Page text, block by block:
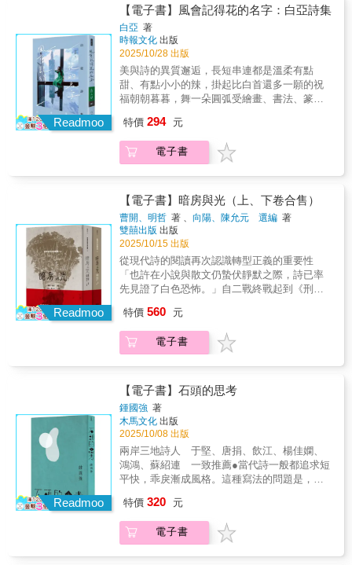
詩中相識，世界終有我們的容身之所。
你？袁紹珊的新田園詩，重逢日常的都市山
水。Puhpowee一詞，源自北美原住民的波塔瓦
托米語（Potawatomi），意指「讓蘑菇一夜之
間破土而出的力量」。野菌集韌性、不群、純
真、性感、迷幻、危險、營養、睿智、莽撞、
芳香、惡臭、複雜性別、慢條斯理、爆發力、
高貴、鄙野、安靜、喧鬧於一身。擁有黑火藥
般的能量、桀驁不馴、神出鬼沒、變幻無常的
野菌，天生有著詩的底色。普波威∣談詩，我們
袁紹珊作品走直觀大路，悠然自恃，有著什麼
如你所見且能不失細膩趣緻，帶著新古典的興
味；讀來不費功夫，回頭望其底蘊深不能測。
全球化輻射下的文明修校、調整，尋求人與自
然共存的可行性。「這是在諸多天災人禍、全
球疫病的間隙中，寫下的都巿山水／田園詩，
是對如何擁抱不確定性的重新探索，是人定勝
天和無力感的敍事博奕，是對西西弗斯式的羈
絆、崩壞又重建的人類意志的再審視。」袁紹
珊處理的是逆境求存，談情談運談環境談地緣
流……淹覆而來的紛擾，反而滋養性靈，廣義
的機械年代（無情緒的、制約的、失真的）
裡，人類無法靠詩求生，但可藉其義自省：是
動，解構常見的語言系統，自成體系，以新的
面容見天地、見生死。她說：像野菌一樣思
考。本詩集志不在救亡圖存，卻可能成為人與
自然的測量利器──合宜你的溼度、光色、風向
及韌度與壓力……你也是靜待破土而出的菇，
尚欠一行詩。
Readmoo
【電子書】風會記得花的名字：白亞詩集
白亞 著
時報文化 出版
2025/10/28 出版
美與詩的異質邂逅，長短串連都是溫柔有點
甜、有點小小的辣，掛起比白首還多一願的祝
福朝朝暮暮，舞一朵圓弧受繪畫、書法、篆刻
鐵骨。她以其敏銳的美學思維碰觸社會各層
面、各階層，讓她詩的題材多元化，任何景物
到了她手裡都可入詩。抒情與古典，短詩、組
詠中聽見幽默，在莊嚴中窺見灑脫。她的隨筆
並不隨便或隨意，不管是短詩、長詩，甚至是
半截詩，都有完整的意象。由於她對景、物、
人、事的敏感，寫詩經常是因一時觸動，因此
她的詩不顯矯揉造作，也沒有專業詩人的毛
病，如華麗詞藻的堆砌或晦澀難解。白亞寫下
如潮的詩句，飛起千萬朶浪花，拍打此岸彼
岸，海洋季風恰好揚帆，字裡行間繞過暗礁，
條條都是自由自在的航道。旋轉風向的地球，
流瀉所有幽暗角落，你會聽到怦然心動的鼓
聲。〡專文推薦〡尹啟銘〡兩岸企業家峰會秘
書長、前經濟部長、經建會主任委員王 丰〡中
校長、台灣閱讀文化基金會董事何明果〡大同
大學校長胡鴻仁〡新聞工作者、前中國時報執
行長、現任時報文化出版公司獨立董事喜 菡〡
有荷文學雜誌發行人曾元耀〡詩人、文學獎常
勝軍、醫生靈 歌〡詩人
特價 294 元
電子書
Readmoo
【電子書】暗房與光（上、下卷合售）
曹開、明哲 著 、向陽、陳允元 選編 著
雙囍出版 出版
2025/10/15 出版
從現代詩的閱讀再次認識轉型正義的重要性
「也許在小說與散文仍蟄伏靜默之際，詩已率
先見證了白色恐怖。」自二戰終戰起到《刑
灣處於白色恐怖威壓統治之下。戒嚴、監視、
恫嚇、密告、誣告、叛亂罪、顛覆國家、為匪
宣傳、「雖未曾構成刑責，然思想總欠純正」
史一部分的人權危害名詞／關鍵詞，是臺灣白
色恐怖時期的難忘證據。現代詩在臺灣自戰前
開始發展，戰後經歷了跨語的考驗外，也自中
國帶入了新血脈。現代詩憑藉其講究形式、抒
情傳統以及多義性，加上超現實主義文學的風
行，詩可能早在散文和小說之前已見證了白色
恐怖。當詩人肩負起社會責任，為時代發聲，
自然地寫下受壓迫的生活、被箝制的思想。
《暗房與光》的編選提供了一道閱讀策略，讓
們與白色恐怖的關聯。看似狀寫人生茫然，卻
涉及人權遭受侵犯，例如，林亨泰的〈風景
No.2〉；例如，商禽的〈長頸鹿〉。如何以文
特價 560 元
電子書
Readmoo
【電子書】石頭的思考
鍾國強 著
木馬文化 出版
2025/10/08 出版
兩岸三地詩人 于堅、唐捐、飲江、楊佳嫻、
鴻鴻、蘇紹連 一致推薦●當代詩一般都追求短
平快，乖戾漸成風格。這種寫法的問題是，詩
的肌理。神經質的，精確，深究。「一種流動
向善的文字」。文質彬彬。這似乎是香港詩人
的一種傳統，對三十年代新詩追求的那種雅緻
特價 320 元
電子書